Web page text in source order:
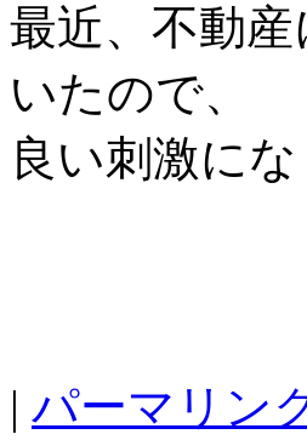
最近、不動
いたので、
良い刺激にな
| パーマリン